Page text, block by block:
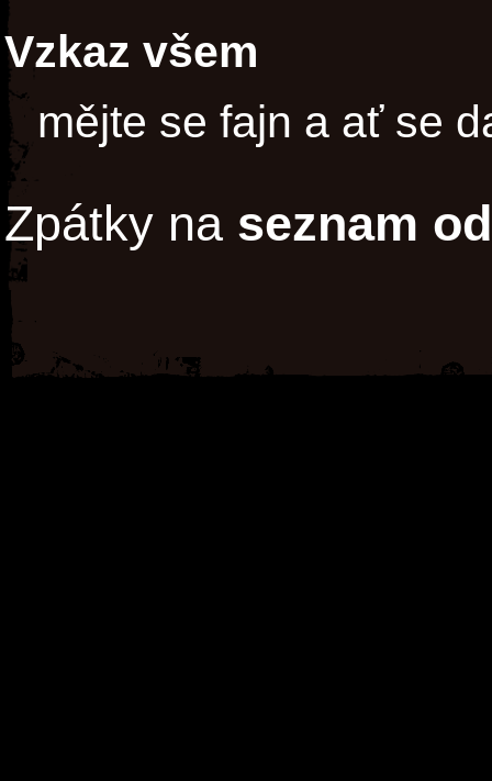
Vzkaz všem
mějte se fajn a ať se
Zpátky na seznam